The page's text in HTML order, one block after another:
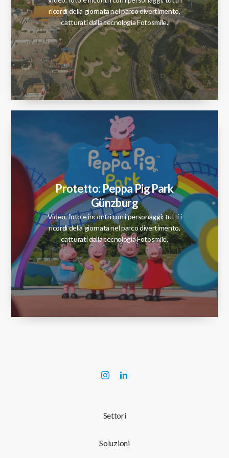
ricordi della giornata nel parco divertimento,
catturati dalla tecnologia Fotosmile.
Protetto: Peppa Pig Park
Günzburg
Video, foto e incontri con i personaggi: tutti i
ricordi della giornata nel parco divertimento,
catturati dalla tecnologia Fotosmile.
Settori
Soluzioni